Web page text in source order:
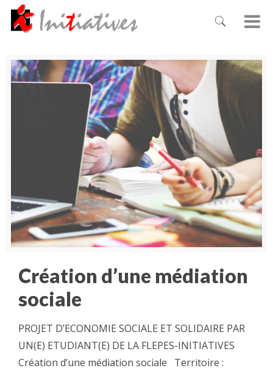
Création d’une médiation
sociale
PROJET D’ECONOMIE SOCIALE ET SOLIDAIRE PAR
UN(E) ETUDIANT(E) DE LA FLEPES-INITIATIVES
Création d’une médiation sociale Territoire :